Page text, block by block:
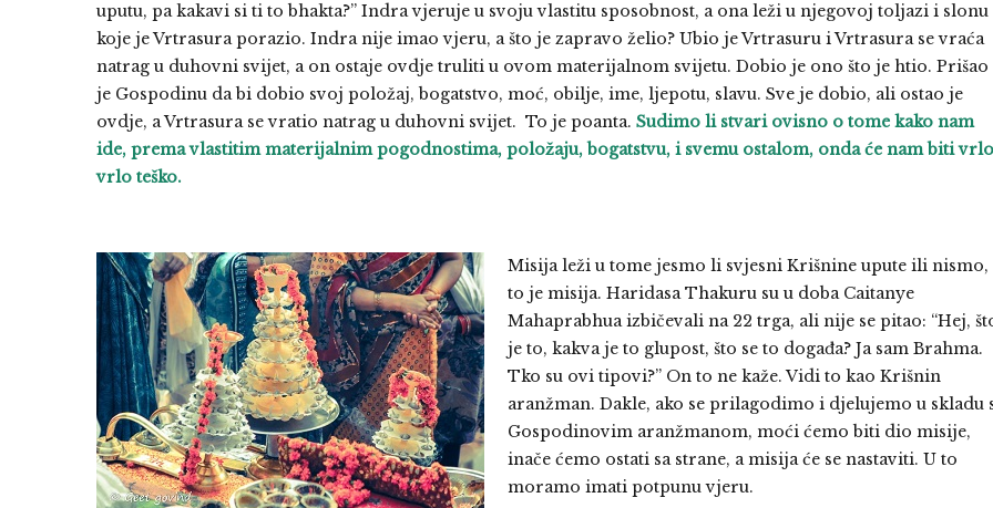
uputu, pa kakavi si ti to bhakta?” Indra vjeruje u svoju vlastitu sposobnost, a ona leži u njegovoj toljazi i slonu
koje je Vrtrasura porazio. Indra nije imao vjeru, a što je zapravo želio? Ubio je Vrtrasuru i Vrtrasura se vraća
natrag u duhovni svijet, a on ostaje ovdje truliti u ovom materijalnom svijetu. Dobio je ono što je htio. Prišao
je Gospodinu da bi dobio svoj položaj, bogatstvo, moć, obilje, ime, ljepotu, slavu. Sve je dobio, ali ostao je
ovdje, a Vrtrasura se vratio natrag u duhovni svijet. To je poanta. Sudimo li stvari ovisno o tome kako nam
ide, prema vlastitim materijalnim pogodnostima, položaju, bogatstvu, i svemu ostalom, onda će nam biti
vrlo teško.
Misija leži u tome jesmo li svjesni Krišnine upute ili nismo,
to je misija. Haridasa Thakuru su u doba Caitanye
Mahaprabhua izbičevali na 22 trga, ali nije se pitao: “Hej,
je to, kakva je to glupost, što se to događa? Ja sam Brahma.
Tko su ovi tipovi?” On to ne kaže. Vidi to kao Krišnin
aranžman. Dakle, ako se prilagodimo i djelujemo u skladu
Gospodinovim aranžmanom, moći ćemo biti dio misije,
inače ćemo ostati sa strane, a misija će se nastaviti. U to
moramo imati potpunu vjeru.